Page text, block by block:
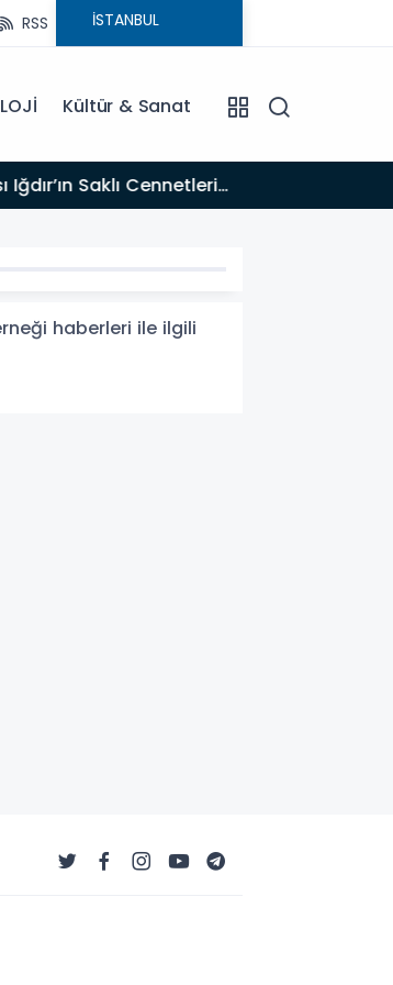
RSS
Kültür & Sanat
haberleri ile ilgili